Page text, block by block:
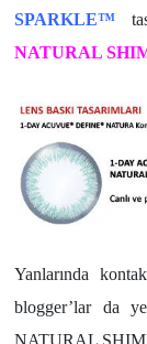
SPARKLE™
NATURAL
Yanlarında
blogger’lar da
NATURAL